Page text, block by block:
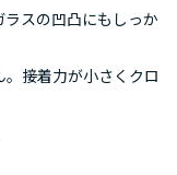
スの凹凸にもしっか
接着力が小さくクロ